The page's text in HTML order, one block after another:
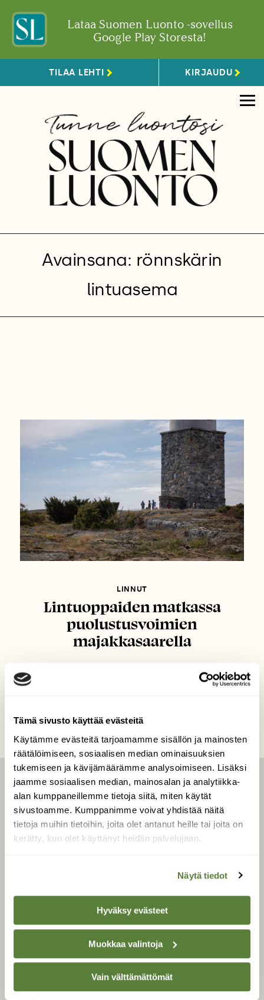
Tämä sivusto käyttää evästeitä
Käytämme evästeitä tarjoamamme sisällön ja mainosten
räätälöimiseen, sosiaalisen median ominaisuuksien
tukemiseen ja kävijämäärämme analysoimiseen. Lisäksi
jaamme sosiaalisen median, mainosalan ja analytiikka-
alan kumppaneillemme tietoja siitä, miten käytät
sivustoamme. Kumppanimme voivat yhdistää näitä
tietoja muihin tietoihin, joita olet antanut heille tai joita on
kerätty, kun olet käyttänyt heidän palvelujaan.
Näytä tiedot
Hyväksy evästeet
Muokkaa valintoja
Vain välttämättömät
Lataa Suomen Luonto -sovellus
Google Play Storesta!
TILAA LEHTI KIRJAUDU
Avainsana: rönnskärin
lintuasema
LINNUT
Lintuoppaiden matkassa
puolustusvoimien
majakkasaarella
LEHTI
Uusin lehti
Tilaa Suomen Luonto
Tilaa digilukuoikeus
Tilaa uutiskirje
SUOMEN LUONNON­
SUOJELU­LIITTO
Suomen Luonto -lehden
kustantaja on
luonnonsuojelu­liitto.